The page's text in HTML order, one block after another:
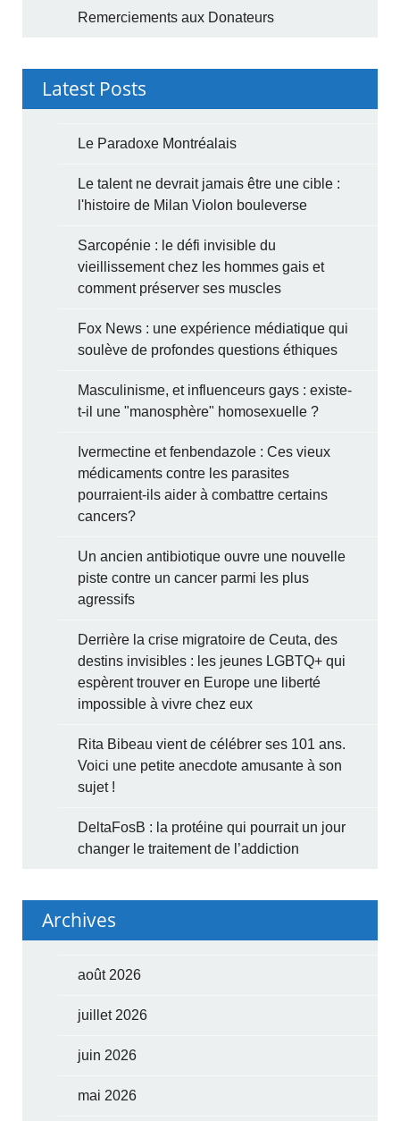
Remerciements aux Donateurs
Latest Posts
Le Paradoxe Montréalais
Le talent ne devrait jamais être une cible :
l'histoire de Milan Violon bouleverse
Sarcopénie : le défi invisible du
vieillissement chez les hommes gais et
comment préserver ses muscles
Fox News : une expérience médiatique qui
soulève de profondes questions éthiques
Masculinisme, et influenceurs gays : existe-
t-il une "manosphère" homosexuelle ?
Ivermectine et fenbendazole : Ces vieux
médicaments contre les parasites
pourraient-ils aider à combattre certains
cancers?
Un ancien antibiotique ouvre une nouvelle
piste contre un cancer parmi les plus
agressifs
Derrière la crise migratoire de Ceuta, des
destins invisibles : les jeunes LGBTQ+ qui
espèrent trouver en Europe une liberté
impossible à vivre chez eux
Rita Bibeau vient de célébrer ses 101 ans.
Voici une petite anecdote amusante à son
sujet !
DeltaFosB : la protéine qui pourrait un jour
changer le traitement de l’addiction
Archives
août 2026
juillet 2026
juin 2026
mai 2026